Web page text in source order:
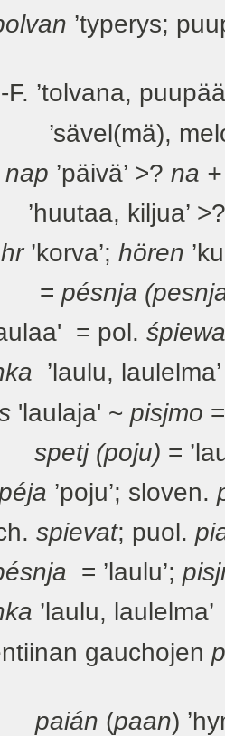
’typerys;
’sävel(mä),
nap ’päivä’ >? na
kiljua’ >?
’korva’; hören
= pésnja
= pol.
’laulu,
'laulaja' ~ pisjmo
(poju) =
’poju’; sloven.
spievat; puol.
= ’laulu’;
’laulu, laulelma’
gauchojen
paián (paan)